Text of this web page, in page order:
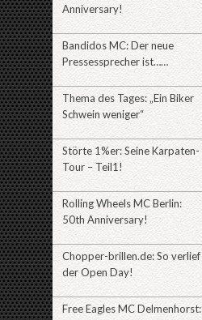
Anniversary!
Bandidos MC: Der neue
Pressessprecher ist……
Thema des Tages: „Ein Biker
Schwein weniger“
Störte 1%er: Seine Karpaten-
Tour – Teil1!
Rolling Wheels MC Berlin:
50th Anniversary!
Chopper-brillen.de: So verlief
der Open Day!
Free Eagles MC Delmenhorst: